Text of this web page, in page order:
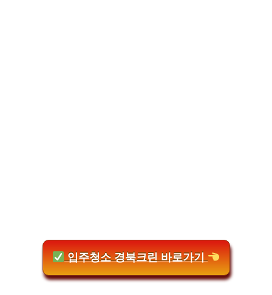
입주청소 경북크린 바로가기